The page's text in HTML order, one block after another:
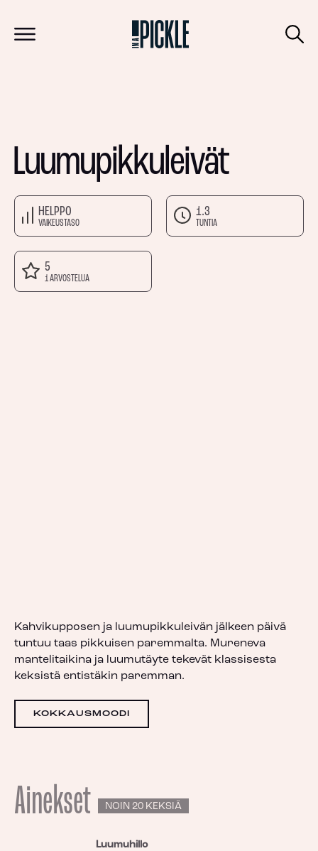
Luumupikkuleivät
HELPPO
VAIKEUSTASO
1.3
TUNTIA
5
1 ARVOSTELUA
Kahvikupposen ja luumupikkuleivän jälkeen päivä
tuntuu taas pikkuisen paremmalta.⁠ Mureneva
mantelitaikina ja luumutäyte tekevät klassisesta
keksistä entistäkin paremman.
KOKKAUSMOODI
Ainekset NOIN 20 KEKSIÄ
Luumuhillo